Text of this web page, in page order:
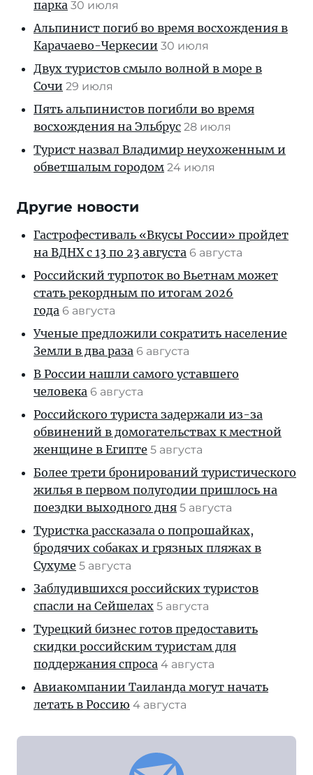
парка 30 июля
Альпинист погиб во время восхождения в
Карачаево-Черкесии 30 июля
Двух туристов смыло волной в море в
Сочи 29 июля
Пять альпинистов погибли во время
восхождения на Эльбрус 28 июля
Турист назвал Владимир неухоженным и
обветшалым городом 24 июля
Другие новости
Гастрофестиваль «Вкусы России» пройдет
на ВДНХ с 13 по 23 августа 6 августа
Российский турпоток во Вьетнам может
стать рекордным по итогам 2026
года 6 августа
Ученые предложили сократить население
Земли в два раза 6 августа
В России нашли самого уставшего
человека 6 августа
Российского туриста задержали из-за
обвинений в домогательствах к местной
женщине в Египте 5 августа
Более трети бронирований туристического
жилья в первом полугодии пришлось на
поездки выходного дня 5 августа
Туристка рассказала о попрошайках,
бродячих собаках и грязных пляжах в
Сухуме 5 августа
Заблудившихся российских туристов
спасли на Сейшелах 5 августа
Турецкий бизнес готов предоставить
скидки российским туристам для
поддержания спроса 4 августа
Авиакомпании Таиланда могут начать
летать в Россию 4 августа